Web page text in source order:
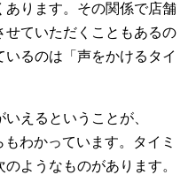
あります。その関係で店舗
せていただくこともあるの
るのは「声をかけるタイ
えるということが、
わかっています。タイミ
ようなものがあります。